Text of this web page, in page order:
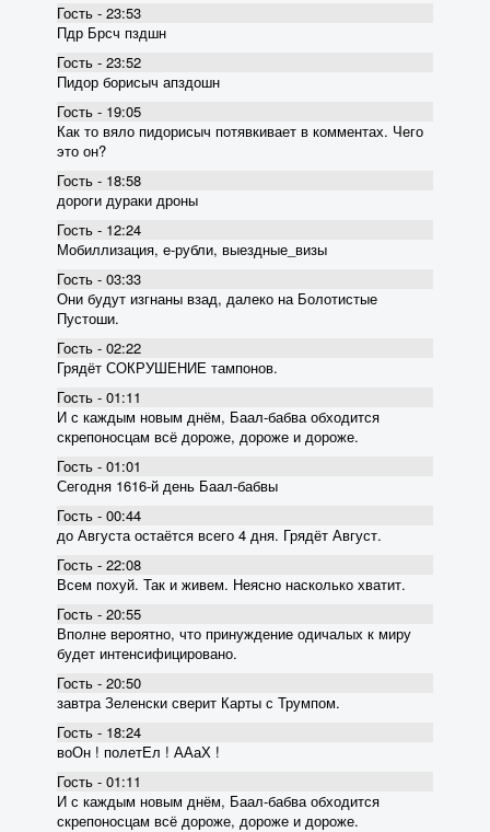
Гость - 23:53
Пдр Брсч пздшн
Гость - 23:52
Пидор борисыч апздошн
Гость - 19:05
Как то вяло пидорисыч потявкивает в комментах. Чего
это он?
Гость - 18:58
дороги дураки дроны
Гость - 12:24
Мобиллизация, е-рубли, выездные_визы
Гость - 03:33
Они будут изгнаны взад, далеко на Болотистые
Пустоши.
Гость - 02:22
Грядёт СОКРУШЕНИЕ тампонов.
Гость - 01:11
И с каждым новым днём, Баал-бабва обходится
скрепоносцам всё дороже, дороже и дороже.
Гость - 01:01
Сегодня 1616-й день Баал-бабвы
Гость - 00:44
до Августа остаётся всего 4 дня. Грядёт Август.
Гость - 22:08
Всем похуй. Так и живем. Неясно насколько хватит.
Гость - 20:55
Вполне вероятно, что принуждение одичалых к миру
будет интенсифицировано.
Гость - 20:50
завтра Зеленски сверит Карты с Трумпом.
Гость - 18:24
воОн ! полетЕл ! ААаХ !
Гость - 01:11
И с каждым новым днём, Баал-бабва обходится
скрепоносцам всё дороже, дороже и дороже.